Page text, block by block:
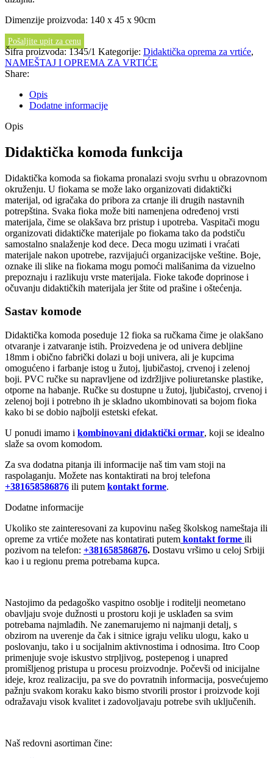
Dimenzije proizvoda: 140 x 45 x 90cm
Pošaljite upit za cenu
Šifra proizvoda:1345/1 Kategorije: Didaktička oprema za vrtiće,
NAMEŠTAJ I OPREMA ZA VRTIĆE
Share:
Opis
Dodatne informacije
Opis
Didaktička komoda funkcija
Didaktička komoda sa fiokama pronalazi svoju svrhu u obrazovnom
okruženju. U fiokama se može lako organizovati didaktički
materijal, od igračaka do pribora za crtanje ili drugih nastavnih
potrepština. Svaka fioka može biti namenjena određenoj vrsti
materijala, čime se olakšava brz pristup i upotreba. Vaspitači mogu
organizovati didaktičke materijale po fiokama tako da podstiču
samostalno snalaženje kod dece. Deca mogu uzimati i vraćati
materijale nakon upotrebe, razvijajući organizacijske veštine. Boje,
oznake ili slike na fiokama mogu pomoći mališanima da vizuelno
prepoznaju i razlikuju vrste materijala. Fioke takođe doprinose i
očuvanju didaktičkih materijala jer štite od prašine i oštećenja.
Sastav komode
Didaktička komoda poseduje 12 fioka sa ručkama čime je olakšano
otvaranje i zatvaranje istih. Proizvedena je od univera debljine
18mm i obično fabrički dolazi u boji univera, ali je kupcima
omogućeno i farbanje istog u žutoj, ljubičastoj, crvenoj i zelenoj
boji. PVC ručke su napravljene od izdržljive poliuretanske plastike,
otporne na habanje. Ručke su dostupne u žutoj, ljubičastoj, crvenoj i
zelenoj boji i potrebno ih je skladno ukombinovati sa bojom fioka
kako bi se dobio najbolji estetski efekat.
U ponudi imamo i kombinovani didaktički ormar, koji se idealno
slaže sa ovom komodom.
Za sva dodatna pitanja ili informacije naš tim vam stoji na
raspolaganju. Možete nas kontaktirati na broj telefona
+381658586876 ili putem kontakt forme.
Dodatne informacije
Ukoliko ste zainteresovani za kupovinu našeg školskog nameštaja ili
opreme za vrtiće možete nas kontatirati putem kontakt forme ili
pozivom na telefon: +381658586876. Dostavu vršimo u celoj Srbiji
kao i u regionu prema potrebama kupca.
Nastojimo da pedagoško vaspitno osoblje i roditelji neometano
obavljaju svoje dužnosti u prostoru koji je usklađen sa svim
potrebama najmlađih. Ne zanemarujemo ni najmanji detalj, s
obzirom na uverenje da čak i sitnice igraju veliku ulogu, kako u
poslovanju, tako i u socijalnim aktivnostima i odnosima. Itro Coop
primenjuje svoje iskustvo strpljivog, postepenog i unapred
promišljenog pristupa u procesu proizvodnje. Počevši od inicijalne
ideje, kroz realizaciju, pa sve do povratnih informacija, posvećujemo
pažnju svakom koraku kako bismo stvorili prostor i proizvode koji
odražavaju visok kvalitet i zadovoljavaju potrebe svih uključenih.
Naš redovni asortiman čine: